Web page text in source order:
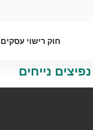
חוק רישוי עסקים
נייחים